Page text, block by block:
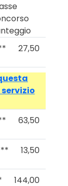
27,50
63,50
13,50
144,00